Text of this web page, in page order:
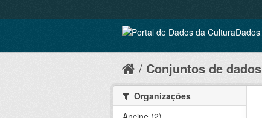
Conjuntos de dados
Organizações